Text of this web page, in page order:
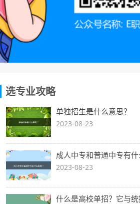
选专业攻略
单独招生是什么意思？
2023-08-23
成人中专和普通中专有什
2023-08-23
什么是高校单招？它与统